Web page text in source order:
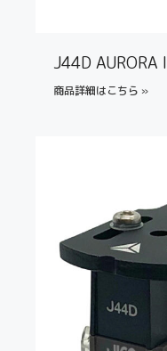
J44D AURORA
商品詳細はこちら »